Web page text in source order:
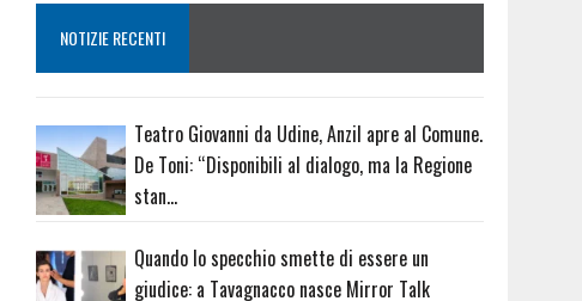
NOTIZIE RECENTI
Teatro Giovanni da Udine, Anzil apre al Comune.
De Toni: “Disponibili al dialogo, ma la Regione
stan…
Quando lo specchio smette di essere un
giudice: a Tavagnacco nasce Mirror Talk